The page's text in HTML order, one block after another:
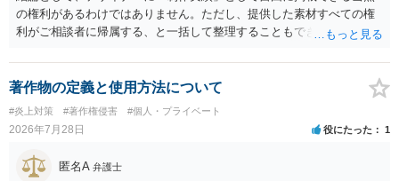
しての色彩が強まり、リスクが高まる可能性があります。 公開前に変
更・確認しておく事項については、公開の場でアドバイスするにも限
界があるかと思うので、資料等を持参の上、弁護士に相談されること
も一つかと存じます。
の権利があるわけではありません。ただし、提供した素材すべての権
利がご相談者に帰属する、と一括して整理することもできません。 ご
身が著作権者です。 他方、ブランド名、文字主体のロゴ、商品情報、
短いキャッチコピー、販売コンセプトなどは、通常、著作物には当た
りません。ただし、ロゴに独自の図形やイラスト等が含まれる場合に
は、その表現部分が著作物となる可能性があります。 また、人物写真
の著作権は撮影者に、肖像に関する権利は被写体本人に帰属します
（著作権法2条・17条）。 ウェブサイト全体に当然に著作権が生じる
わけではありません。デザイナーが独自に制作したイラストやバナー
著作物の定義と使用方法について
#炎上対策 #著作権侵害 #個人・プライベート
2026年7月28日 役にたった 1
匿名A 弁護士